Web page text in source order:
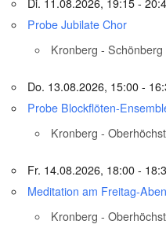
Probe Jubilate Chor
Kronberg - Schönberg
Do. 13.08.2026, 15:00 -
Probe Blockflöten-
Kronberg -
Fr. 14.08.2026, 18:00 -
Meditation am Freitag-
Kronberg -